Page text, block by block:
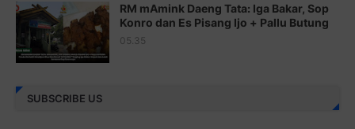
Juz 25 ⇨http://j.mp/2brImlf
Juz 26 ⇨http://j.mp/2bFRHF2
RM mAmink Daeng Tata: Iga Bakar, Sop
Konro dan Es Pisang Ijo + Pallu Butung
05.35
SUBSCRIBE US